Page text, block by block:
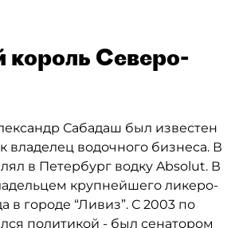
король Северо-
Сабадаш был известен
владелец водочного бизнеса. В
в Петербург водку Absolut. В
крупнейшего ликеро-
в городе “Ливиз”. С 2003 по
политикой - был сенатором